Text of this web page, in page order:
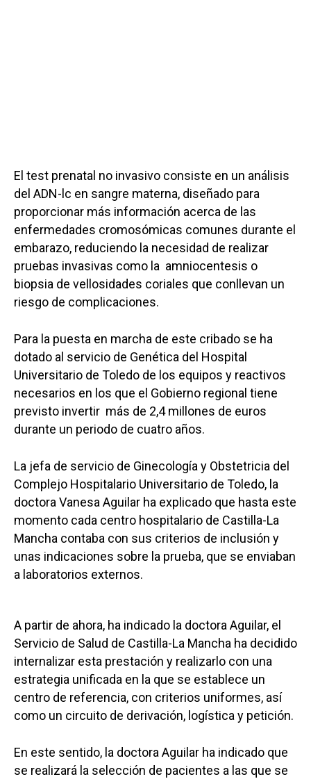
El test prenatal no invasivo consiste en un análisis
del ADN-lc en sangre materna, diseñado para
proporcionar más información acerca de las
enfermedades cromosómicas comunes durante el
embarazo, reduciendo la necesidad de realizar
pruebas invasivas como la amniocentesis o
biopsia de vellosidades coriales que conllevan un
riesgo de complicaciones.
Para la puesta en marcha de este cribado se ha
dotado al servicio de Genética del Hospital
Universitario de Toledo de los equipos y reactivos
necesarios en los que el Gobierno regional tiene
previsto invertir más de 2,4 millones de euros
durante un periodo de cuatro años.
La jefa de servicio de Ginecología y Obstetricia del
Complejo Hospitalario Universitario de Toledo, la
doctora Vanesa Aguilar ha explicado que hasta este
momento cada centro hospitalario de Castilla-La
Mancha contaba con sus criterios de inclusión y
unas indicaciones sobre la prueba, que se enviaban
a laboratorios externos.
A partir de ahora, ha indicado la doctora Aguilar, el
Servicio de Salud de Castilla-La Mancha ha decidido
internalizar esta prestación y realizarlo con una
estrategia unificada en la que se establece un
centro de referencia, con criterios uniformes, así
como un circuito de derivación, logística y petición.
En este sentido, la doctora Aguilar ha indicado que
se realizará la selección de pacientes a las que se